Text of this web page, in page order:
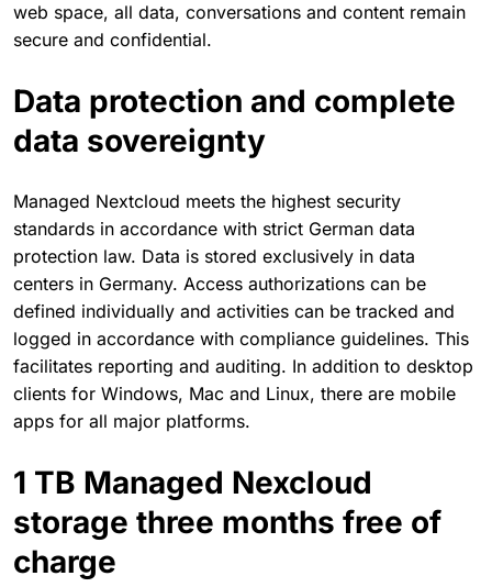
web space, all data, conversations and content remain
secure and confidential.
Data protection and complete
data sovereignty
Managed Nextcloud meets the highest security
standards in accordance with strict German data
protection law. Data is stored exclusively in data
centers in Germany. Access authorizations can be
defined individually and activities can be tracked and
logged in accordance with compliance guidelines. This
facilitates reporting and auditing. In addition to desktop
clients for Windows, Mac and Linux, there are mobile
apps for all major platforms.
1 TB Managed Nexcloud
storage three months free of
charge